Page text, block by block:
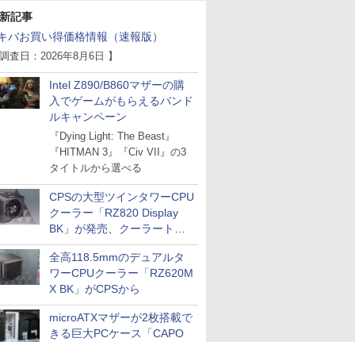
記事
バお買い得価格情報（速報版）
調査日：2026年8月6日 】
Intel Z890/B860マザーの購
入でゲームがもらえるバンド
ルキャンペーン
『Dying Light: The Beast』
『HITMAN 3』『Civ VII』の3
タイトルから選べる
CPSの大型ツインタワーCPU
クーラー「RZ820 Display
BK」が発売、クーラートッ
プに5インチ液晶搭載
全高118.5mmのデュアルタ
ワーCPUクーラー「RZ620M
X BK」がCPSから
microATXマザーが2枚搭載で
きる巨大PCケース「CAPO
TシャツPOD pTa.shop
カスタム写真集POD fabli
Impress Group Publication Informa
tion